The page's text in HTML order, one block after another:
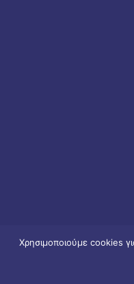
Χρησιμοποιούμε cookies